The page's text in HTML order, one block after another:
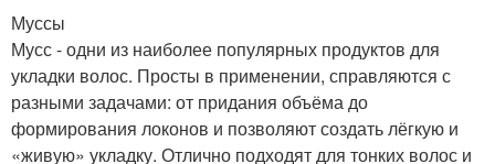
Муссы
Мусс - одни из наиболее популярных продуктов для
укладки волос. Просты в применении, справляются с
разными задачами: от придания объёма до
формирования локонов и позволяют создать лёгкую и
«живую» укладку. Отлично подходят для тонких волос и